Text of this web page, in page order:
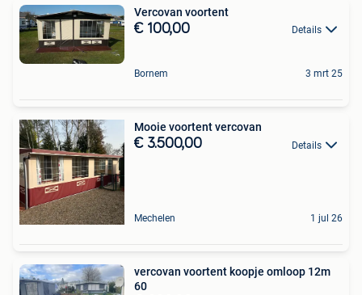
Vercovan voortent
€ 100,00 Details
Bornem 3 mrt 25
Mooie voortent vercovan
€ 3.500,00 Details
Mechelen 1 jul 26
vercovan voortent koopje omloop 12m
60